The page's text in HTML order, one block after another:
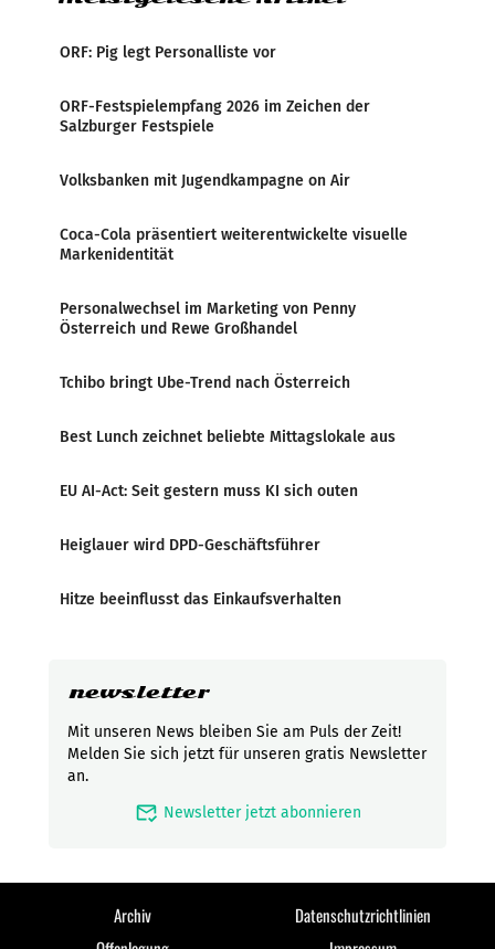
ORF: Pig legt Personalliste vor
ORF-Festspielempfang 2026 im Zeichen der
Salzburger Festspiele
Volksbanken mit Jugendkampagne on Air
Coca-Cola präsentiert weiterentwickelte visuelle
Markenidentität
Personalwechsel im Marketing von Penny
Österreich und Rewe Großhandel
Tchibo bringt Ube-Trend nach Österreich
Best Lunch zeichnet beliebte Mittagslokale aus
EU AI-Act: Seit gestern muss KI sich outen
Heiglauer wird DPD-Geschäftsführer
Hitze beeinflusst das Einkaufsverhalten
newsletter
Mit unseren News bleiben Sie am Puls der Zeit!
Melden Sie sich jetzt für unseren gratis Newsletter
an.
mark_email_read Newsletter jetzt abonnieren
Archiv
Datenschutzrichtlinien